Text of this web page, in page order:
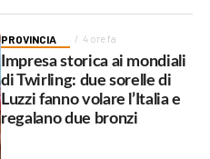
PROVINCIA 4 ore fa
Impresa storica ai mondiali
di Twirling: due sorelle di
Luzzi fanno volare l’Italia e
regalano due bronzi